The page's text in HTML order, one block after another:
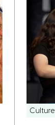
Culture